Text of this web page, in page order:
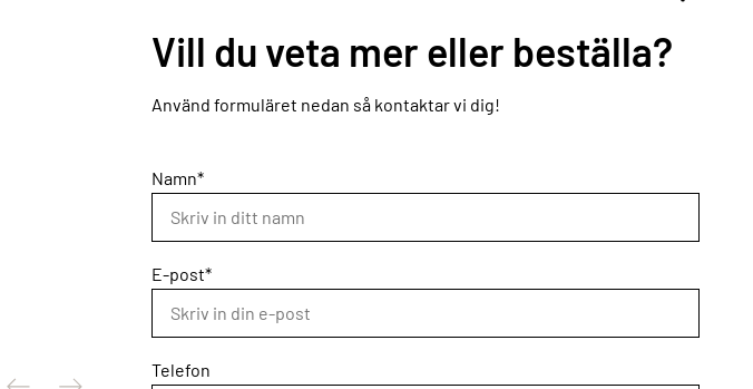
Vill du veta mer eller beställa?
Använd formuläret nedan så kontaktar vi dig!
Namn*
E-post*
Telefon